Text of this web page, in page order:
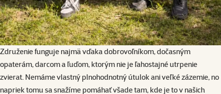
Združenie funguje najmä vďaka dobrovoľníkom, dočasným
opaterám, darcom a ľuďom, ktorým nie je ľahostajné utrpenie
zvierat. Nemáme vlastný plnohodnotný útulok ani veľké zázemie, no
napriek tomu sa snažíme pomáhať všade tam, kde je to v našich